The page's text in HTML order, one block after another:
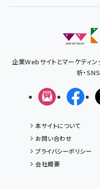
企業Webサイトとマーケティ
析・
メルマガ
本サイトについて
お問い合わせ
プライバシーポリシー
会社概要